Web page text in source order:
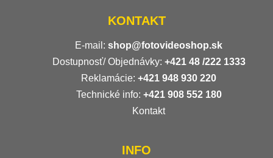
KONTAKT
E-mail: shop@fotovideoshop.sk
Dostupnosť/ Objednávky: +421 48 /222 1333
Reklamácie: +421 948 930 220
Technické info: +421 908 552 180
Kontakt
INFO